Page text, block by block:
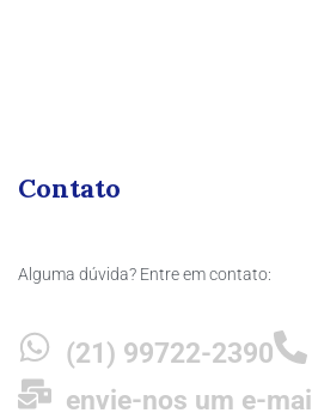
Contato
Alguma dúvida? Entre em contato:
(21) 99722-2390
envie-nos um e-mail